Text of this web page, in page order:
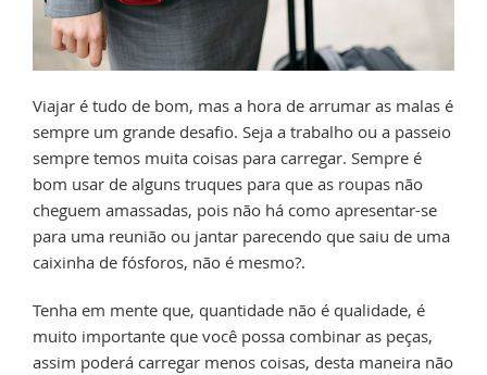
Viajar é tudo de bom, mas a hora de arrumar as malas é
sempre um grande desafio. Seja a trabalho ou a passeio
sempre temos muita coisas para carregar. Sempre é
bom usar de alguns truques para que as roupas não
cheguem amassadas, pois não há como apresentar-se
para uma reunião ou jantar parecendo que saiu de uma
caixinha de fósforos, não é mesmo?.
Tenha em mente que, quantidade não é qualidade, é
muito importante que você possa combinar as peças,
assim poderá carregar menos coisas, desta maneira não